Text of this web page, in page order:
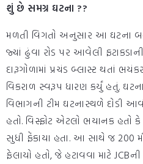
શું છે સમગ્ર ઘટના ??
મળતી વિગતો અનુસાર આ ઘટના
જ્યાં ઢુંવા રોડ પર આવેલી
દારૂગોળામાં પ્રચંડ બ્લાસ્ટ થતાં
વિકરાળ સ્વરૂપ ધારણ કર્યું હતું.
વિભાગની ટીમ ઘટનાસ્થળે દોડી
હતો. વિસ્ફોટ એટલો ભયાનક હતો કે
સુધી ફેંકાયા હતા. આ સાથે જ 200
ફેલાયો હતો, જે હટાવવા માટે